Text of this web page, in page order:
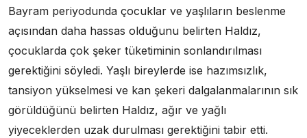
Bayram periyodunda çocuklar ve yaşlıların beslenme
açısından daha hassas olduğunu belirten Haldız,
çocuklarda çok şeker tüketiminin sonlandırılması
gerektiğini söyledi. Yaşlı bireylerde ise hazımsızlık,
tansiyon yükselmesi ve kan şekeri dalgalanmalarının sık
görüldüğünü belirten Haldız, ağır ve yağlı
yiyeceklerden uzak durulması gerektiğini tabir etti.